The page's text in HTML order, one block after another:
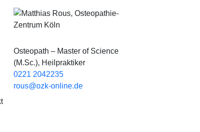
Bild
Osteopath – Master of Science
(M.Sc.), Heilpraktiker
0221 2042235
rous@ozk-online.de